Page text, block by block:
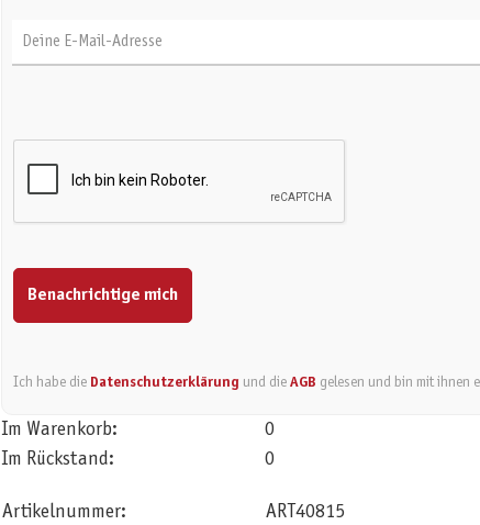
Benachrichtige mich
Ich habe die Datenschutzerklärung und dieAGB gelesen und bin mit ihnen
Im Warenkorb:
0
Im Rückstand:
0
Artikelnummer:
ART40815